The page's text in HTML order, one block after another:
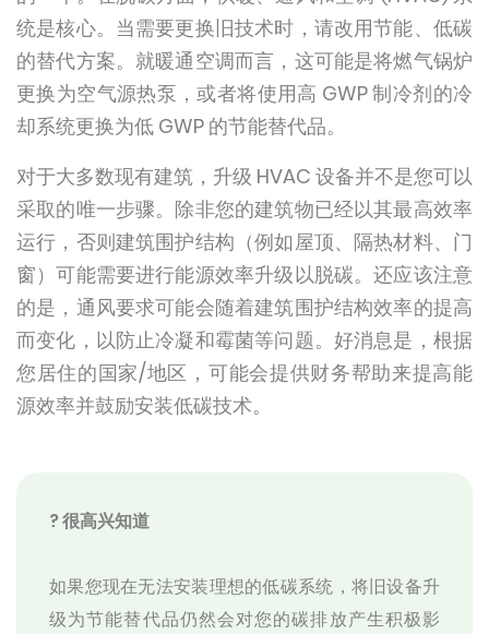
统是核心。当需要更换旧技术时，请改用节能、低碳
的替代方案。就暖通空调而言，这可能是将燃气锅炉
更换为空气源热泵，或者将使用高 GWP 制冷剂的冷
却系统更换为低 GWP 的节能替代品。
对于大多数现有建筑，升级 HVAC 设备并不是您可以
采取的唯一步骤。除非您的建筑物已经以其最高效率
运行，否则建筑围护结构（例如屋顶、隔热材料、门
窗）可能需要进行能源效率升级以脱碳。还应该注意
的是，通风要求可能会随着建筑围护结构效率的提高
而变化，以防止冷凝和霉菌等问题。好消息是，根据
您居住的国家/地区，可能会提供财务帮助来提高能
源效率并鼓励安装低碳技术。
? 很高兴知道
如果您现在无法安装理想的低碳系统，将旧设备升
级为节能替代品仍然会对您的碳排放产生积极影